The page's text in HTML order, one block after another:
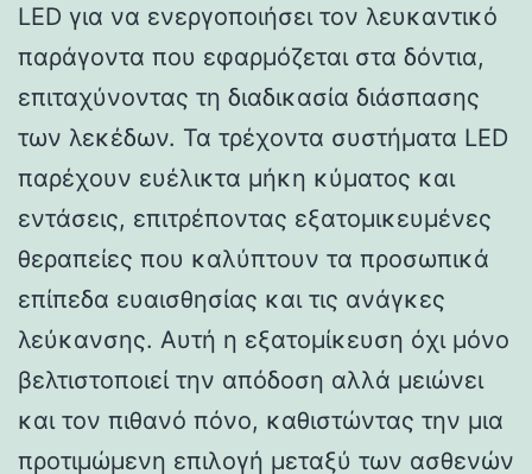
LED για να ενεργοποιήσει τον λευκαντικό
παράγοντα που εφαρμόζεται στα δόντια,
επιταχύνοντας τη διαδικασία διάσπασης
των λεκέδων. Τα τρέχοντα συστήματα LED
παρέχουν ευέλικτα μήκη κύματος και
εντάσεις, επιτρέποντας εξατομικευμένες
θεραπείες που καλύπτουν τα προσωπικά
επίπεδα ευαισθησίας και τις ανάγκες
λεύκανσης. Αυτή η εξατομίκευση όχι μόνο
βελτιστοποιεί την απόδοση αλλά μειώνει
και τον πιθανό πόνο, καθιστώντας την μια
προτιμώμενη επιλογή μεταξύ των ασθενών